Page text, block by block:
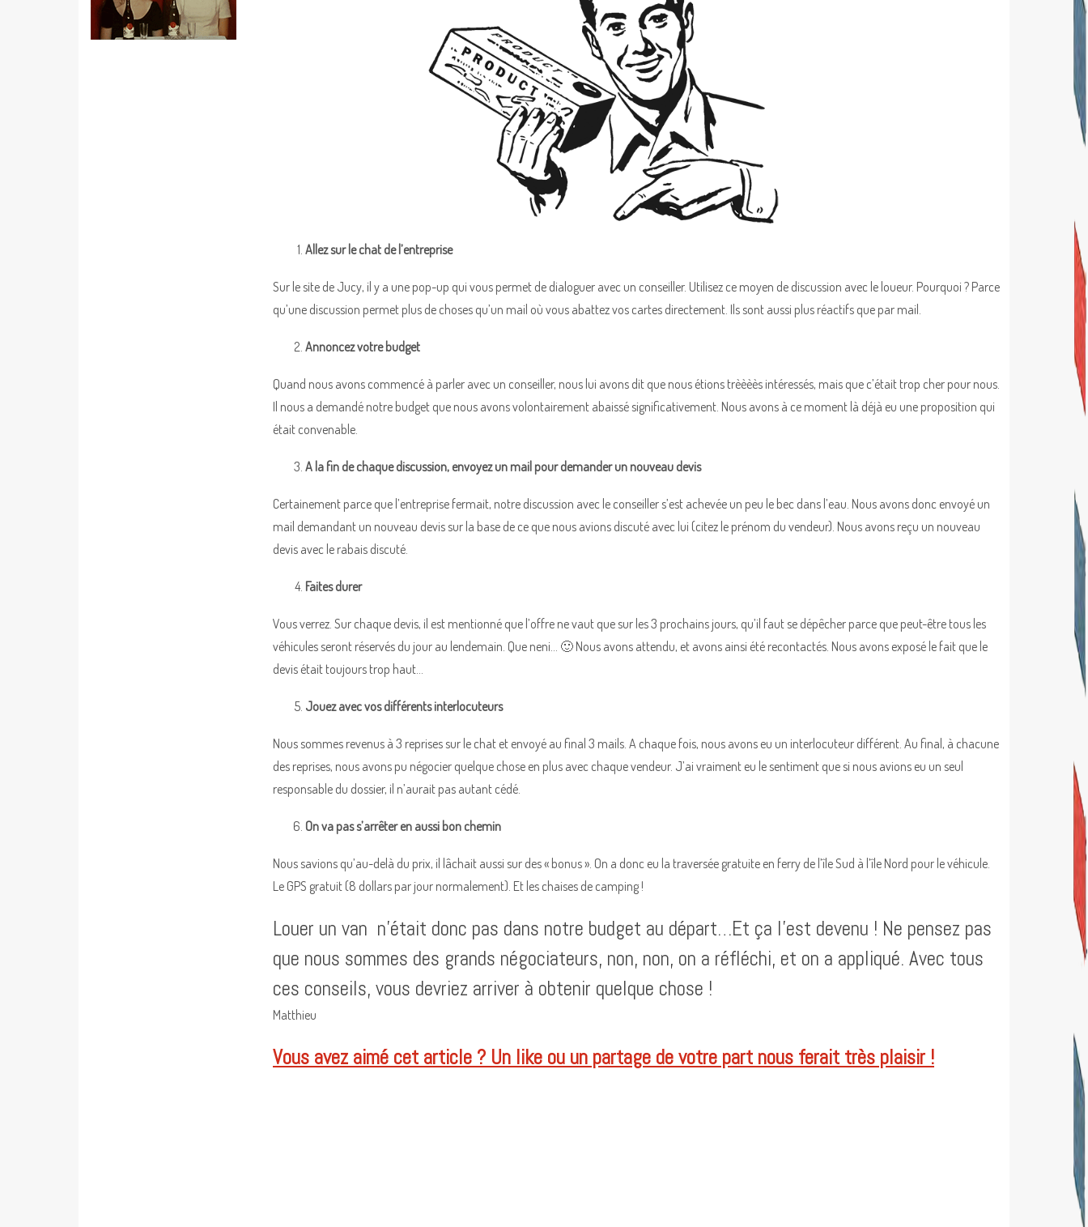
Allez sur le chat de l’entreprise
Sur le site de Jucy, il y a une pop-up qui vous permet de dialoguer avec un conseiller. Utilisez ce moyen de discussion avec le loueur. Pourquoi ? Parce
qu’une discussion permet plus de choses qu’un mail où vous abattez vos cartes directement. Ils sont aussi plus réactifs que par mail.
Annoncez votre budget
Quand nous avons commencé à parler avec un conseiller, nous lui avons dit que nous étions trèèèès intéressés, mais que c’était trop cher pour nous.
Il nous a demandé notre budget que nous avons volontairement abaissé significativement. Nous avons à ce moment là déjà eu une proposition qui
était convenable.
A la fin de chaque discussion, envoyez un mail pour demander un nouveau devis
Certainement parce que l’entreprise fermait, notre discussion avec le conseiller s’est achevée un peu le bec dans l’eau. Nous avons donc envoyé un
mail demandant un nouveau devis sur la base de ce que nous avions discuté avec lui (citez le prénom du vendeur). Nous avons reçu un nouveau
devis avec le rabais discuté.
Faites durer
Vous verrez. Sur chaque devis, il est mentionné que l’offre ne vaut que sur les 3 prochains jours, qu’il faut se dépêcher parce que peut-être tous les
véhicules seront réservés du jour au lendemain. Que neni… 🙂 Nous avons attendu, et avons ainsi été recontactés. Nous avons exposé le fait que le
devis était toujours trop haut…
Jouez avec vos différents interlocuteurs
Nous sommes revenus à 3 reprises sur le chat et envoyé au final 3 mails. A chaque fois, nous avons eu un interlocuteur différent. Au final, à chacune
des reprises, nous avons pu négocier quelque chose en plus avec chaque vendeur. J’ai vraiment eu le sentiment que si nous avions eu un seul
responsable du dossier, il n’aurait pas autant cédé.
On va pas s’arrêter en aussi bon chemin
Nous savions qu’au-delà du prix, il lâchait aussi sur des « bonus ». On a donc eu la traversée gratuite en ferry de l’île Sud à l’île Nord pour le véhicule.
Le GPS gratuit (8 dollars par jour normalement). Et les chaises de camping !
Louer un van n’était donc pas dans notre budget au départ…Et ça l’est devenu ! Ne pensez pas
que nous sommes des grands négociateurs, non, non, on a réfléchi, et on a appliqué. Avec tous
ces conseils, vous devriez arriver à obtenir quelque chose !
Matthieu
Vous avez aimé cet article ? Un like ou un partage de votre part nous ferait très plaisir !